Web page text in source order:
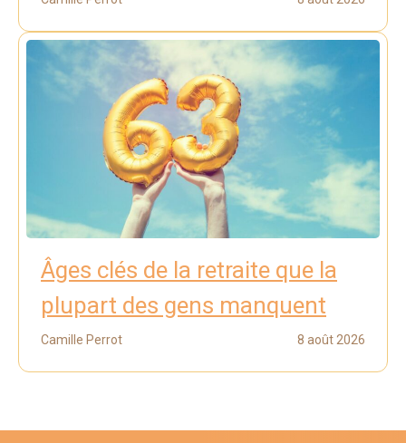
Âges clés de la retraite que la
plupart des gens manquent
Camille Perrot 8 août 2026